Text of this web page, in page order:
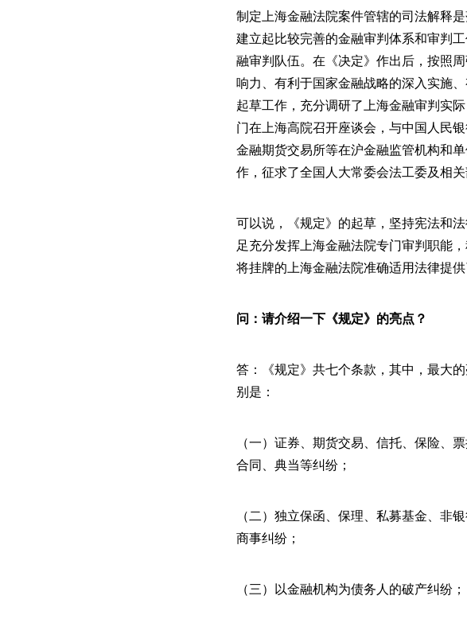
制定上海金融法院案件管辖的司法解释
建立起比较完善的金融审判体系和审判
融审判队伍。在《决定》作出后，按照
响力、有利于国家金融战略的深入实施
起草工作，充分调研了上海金融审判实
门在上海高院召开座谈会，与中国人民
金融期货交易所等在沪金融监管机构和
作，征求了全国人大常委会法工委及相关
可以说，《规定》的起草，坚持宪法和
足充分发挥上海金融法院专门审判职能
将挂牌的上海金融法院准确适用法律提供
问：请介绍一下《规定》的亮点？
答：《规定》共七个条款，其中，最大
别是：
（一）证券、期货交易、信托、保险、
合同、典当等纠纷；
（二）独立保函、保理、私募基金、非
商事纠纷；
（三）以金融机构为债务人的破产纠纷；